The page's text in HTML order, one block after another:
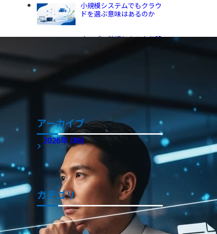
小規模システムでもクラウ
ドを選ぶ意味はあるのか
オンプレ継続とクラウド移
ビジネスチャットを再検討
ント
アーカイブ
2026年 (45)
2025年 (86)
アーカイブ全てを表示
カテゴリ
お役立ち情報事例